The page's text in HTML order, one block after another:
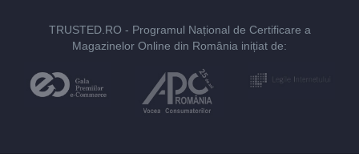
TRUSTED.RO - Programul Național de Certificare a
Magazinelor Online din România inițiat de: